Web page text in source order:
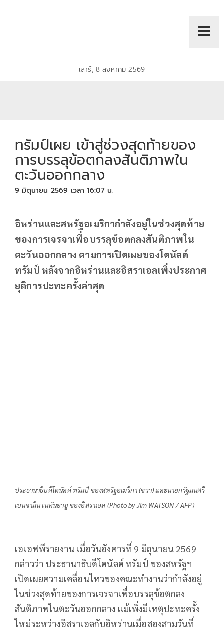
เสาร์, 8 สิงหาคม 2569
ทรัมป์เผย เข้าสู่ช่วงสุดท้ายของ
การบรรลุข้อตกลงสันติภาพใน
ตะวันออกกลาง
9 มิถุนายน 2569 เวลา 16:07 น.
อิหร่านและสหรัฐอเมริกากำลังอยู่ในช่วงสุดท้าย
ของการเจรจาเพื่อบรรลุข้อตกลงสันติภาพใน
ตะวันออกกลาง ตามการเปิดเผยของโดนัลด์
ทรัมป์ หลังจากอิหร่านและอิสราเอลเพิ่งประกาศ
ยุติการปะทะครั้งล่าสุด
ประธานาธิบดีโดนัลด์ ทรัมป์ ของสหรัฐอเมริกา (ขวา) และนายกรัฐมนตรี
เบนจามิน เนทันยาฮู ของอิสราเอล (Photo by Jim WATSON / AFP)
เอเอฟพีรายงาน เมื่อวันอังคารที่ 9 มิถุนายน 2569
กล่าวว่า ประธานาธิบดีโดนัลด์ ทรัมป์ ของสหรัฐฯ
เปิดเผยความเคลื่อนไหวของคณะทำงานว่ากำลังอยู่
ในช่วงสุดท้ายของการเจรจาเพื่อบรรลุข้อตกลง
สันติภาพในตะวันออกกลาง แม้เพิ่งมีเหตุปะทะครั้ง
ใหม่ระหว่างอิสราเอลกับอิหร่านเมื่อสองสามวันที่